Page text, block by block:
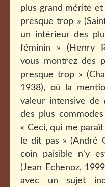
plus grand mérite et
presque trop »
un intérieur des
féminin » (Henry
vous montrez des
presque trop »
1938), où la
valeur intensive de
des plus
« Ceci, qui me
le dit pas » (André
coin paisible n'y
(Jean Echenoz,
avec un sujet